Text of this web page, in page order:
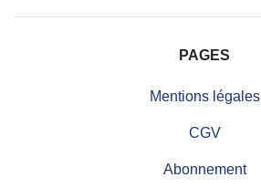
PAGES
Mentions légales
CGV
Abonnement